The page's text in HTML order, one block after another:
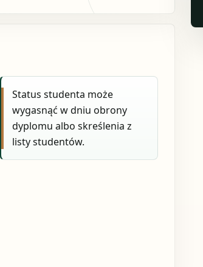
Status studenta może
wygasnąć w dniu obrony
dyplomu albo skreślenia z
listy studentów.